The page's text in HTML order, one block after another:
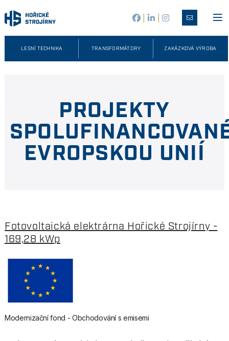
LESNÍ TECHNIKA TRANSFORMÁTORY ZAKÁZKOVÁ VÝROBA
PROJEKTY
EVROPSKOU UNIÍ
Fotovoltaická elektrárna Hořické Strojírny -
169,28 kWp
Modernizační fond - Obchodování s emisemi